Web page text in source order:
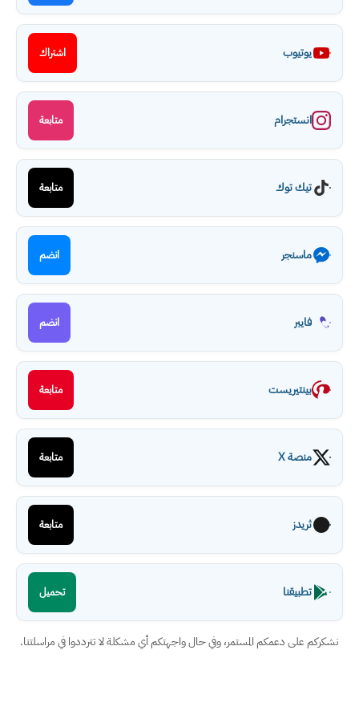
يوتيوب اشتراك
انستجرام متابعة
تيك توك متابعة
ماسنجر انضم
فايبر انضم
بينتيريست متابعة
منصة X متابعة
ثريدز متابعة
تطبيقنا تحميل
نشكركم على دعمكم المستمر، وفي حال واجهتكم أي مشكلة لا تترددوا في مراسلتنا.